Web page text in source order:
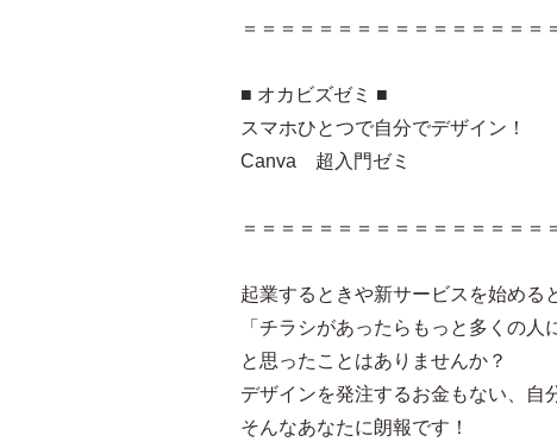
＝＝＝＝＝＝＝＝＝＝＝＝＝＝＝＝
■ オカビズゼミ ■
スマホひとつで自分でデザイン！
Canva 超入門ゼミ
＝＝＝＝＝＝＝＝＝＝＝＝＝＝＝＝
起業するときや新サービスを始める
「チラシがあったらもっと多くの人
と思ったことはありませんか？
デザインを発注するお金もない、自
そんなあなたに朗報です！